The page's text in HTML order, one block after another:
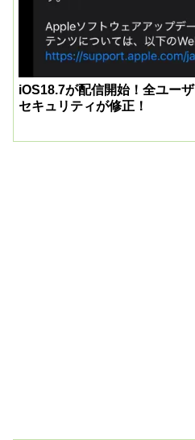
iOS18.7が配信開始！全ユー
セキュリティが修正！